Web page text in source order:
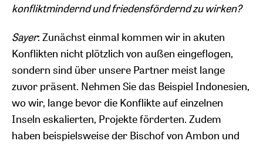
konfliktmindernd und friedensfördernd zu wirken?
Sayer: Zunächst einmal kommen wir in akuten
Konflikten nicht plötzlich von außen eingeflogen,
sondern sind über unsere Partner meist lange
zuvor präsent. Nehmen Sie das Beispiel Indonesien,
wo wir, lange bevor die Konflikte auf einzelnen
Inseln eskalierten, Projekte förderten. Zudem
haben beispielsweise der Bischof von Ambon und